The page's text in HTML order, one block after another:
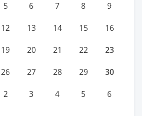
5 6 7 8 9
12 13 14 15 16
19 20 21 22 23
26 27 28 29 30
2 3 4 5 6